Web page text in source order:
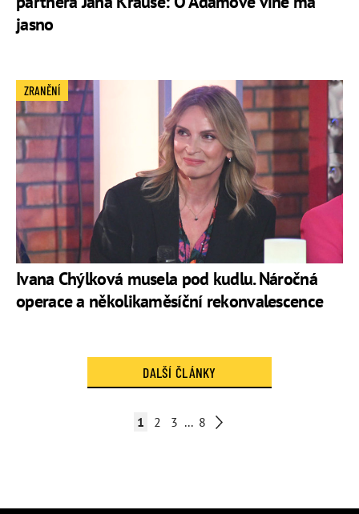
jasno
Ivana Chýlková musela pod kudlu. Náročná
operace a několikaměsíční rekonvalescence
ZRANĚNÍ
DALŠÍ ČLÁNKY
1 2 3 ... 8